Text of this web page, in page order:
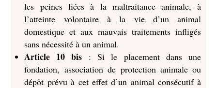
les peines liées à la maltraitance animale, à
l’atteinte volontaire à la vie d’un animal
domestique et aux mauvais traitements infligés
sans nécessité à un animal.
Article 10 bis : Si le placement dans une
fondation, association de protection animale ou
dépôt prévu à cet effet d’un animal consécutif à